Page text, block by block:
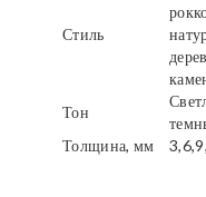
Стиль
Тон
Толщина, мм